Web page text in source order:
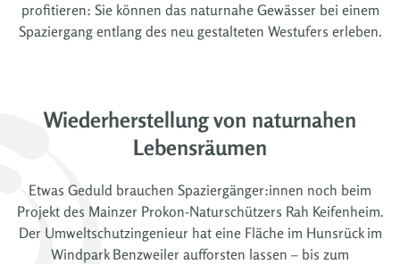
profitieren: Sie können das naturnahe Gewässer bei einem
Spaziergang entlang des neu gestalteten Westufers erleben.
Wiederherstellung von naturnahen
Lebensräumen
Etwas Geduld brauchen Spaziergänger:innen noch beim
Projekt des Mainzer Prokon-Naturschützers Rah Keifenheim.
Der Umweltschutzingenieur hat eine Fläche im Hunsrück im
Windpark Benzweiler aufforsten lassen – bis zum